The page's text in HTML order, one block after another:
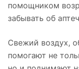
помощником
забывать об
Свежий воздух,
помогают не